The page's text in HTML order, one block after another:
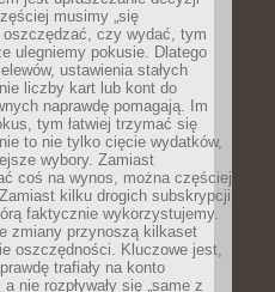
musimy „się
oszczędzać, czy wydać, tym
ulegniemy pokusie. Dlatego
ustawienia stałych
liczby kart lub kont do
naprawdę pomagają. Im
tym łatwiej trzymać się
to nie tylko cięcie wydatków,
wybory. Zamiast
coś na wynos, można częściej
kilku drogich subskrypcji
faktycznie wykorzystujemy.
zmiany przynoszą kilkaset
oszczędności. Kluczowe jest,
trafiały na konto
nie rozpływały się „same z